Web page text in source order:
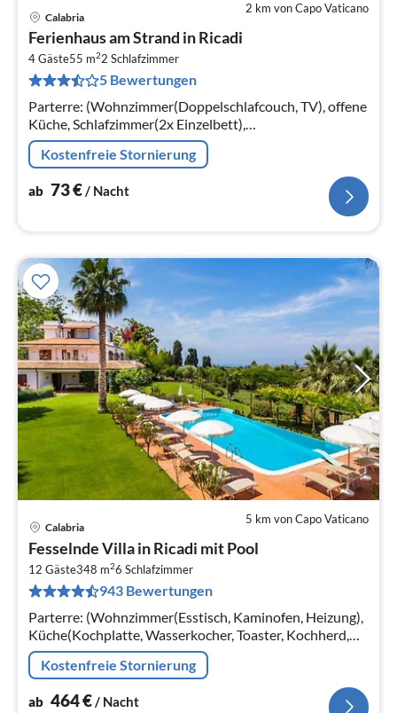
2 km von Capo Vaticano
Calabria
Ferienhaus am Strand in Ricadi
4 Gäste55 m22 Schlafzimmer
5 Bewertungen
Parterre: (Wohnzimmer(Doppelschlafcouch, TV), offene
Küche, Schlafzimmer(2x Einzelbett),
Schlafzimmer(Doppelbett)) Badezimmer,
Terrasse(alleinige Nutzung)
Kostenfreie Stornierung
ab 73€/ Nacht
5 km von Capo Vaticano
Calabria
Fesselnde Villa in Ricadi mit Pool
12 Gäste348 m26 Schlafzimmer
943 Bewertungen
Parterre: (Wohnzimmer(Esstisch, Kaminofen, Heizung),
Küche(Kochplatte, Wasserkocher, Toaster, Kochherd,
Dunstabzugshaube, Espressomaschine, Backofen,
Mikrowelle, Spülmaschine, Kühl...
Kostenfreie Stornierung
ab 464€ / Nacht